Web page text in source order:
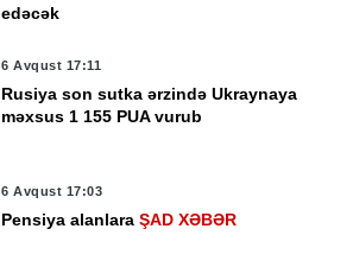
edəcək
6 Avqust 17:11
Rusiya son sutka ərzində Ukraynaya
məxsus 1 155 PUA vurub
6 Avqust 17:03
Pensiya alanlaraŞAD XƏBƏR